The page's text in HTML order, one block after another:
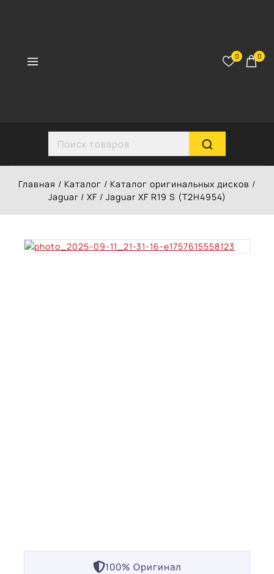
0 0
Главная / Каталог / Каталог оригинальных дисков /
Jaguar / XF / Jaguar XF R19 S (T2H4954)
100% Оригинал